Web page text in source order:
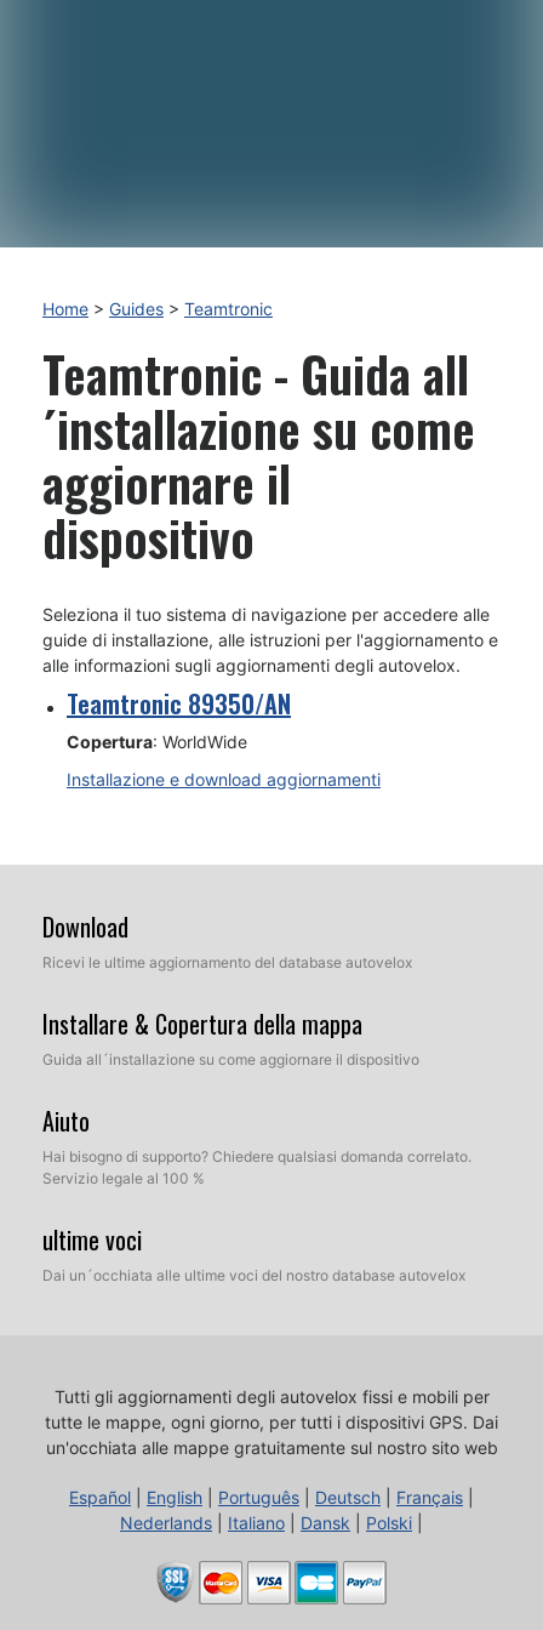
Home > Guides > Teamtronic
Teamtronic - Guida all
´installazione su come
aggiornare il
dispositivo
Seleziona il tuo sistema di navigazione per accedere alle
guide di installazione, alle istruzioni per l'aggiornamento e
alle informazioni sugli aggiornamenti degli autovelox.
Teamtronic 89350/AN
Copertura: WorldWide
Installazione e download aggiornamenti
Download
Ricevi le ultime aggiornamento del database autovelox
Installare & Copertura della mappa
Guida all´installazione su come aggiornare il dispositivo
Aiuto
Hai bisogno di supporto? Chiedere qualsiasi domanda correlato.
Servizio legale al 100 %
ultime voci
Dai un´occhiata alle ultime voci del nostro database autovelox
Tutti gli aggiornamenti degli autovelox fissi e mobili per
tutte le mappe, ogni giorno, per tutti i dispositivi GPS. Dai
un'occhiata alle mappe gratuitamente sul nostro sito web
Español English Português Deutsch Français
Nederlands
Italiano Dansk Polski